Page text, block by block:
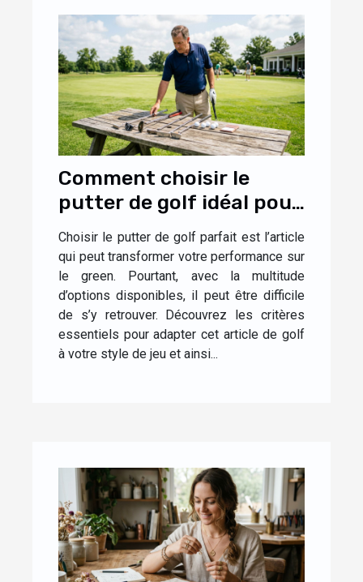
Comment choisir le
putter de golf idéal pour
votre style de jeu ?
Choisir le putter de golf parfait est l’article
qui peut transformer votre performance sur
le green. Pourtant, avec la multitude
d’options disponibles, il peut être difficile
de s’y retrouver. Découvrez les critères
essentiels pour adapter cet article de golf
à votre style de jeu et ainsi...